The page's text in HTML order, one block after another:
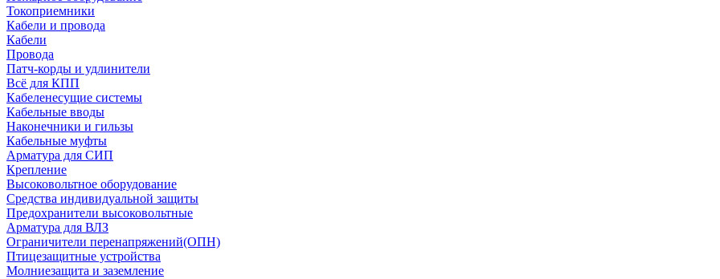
Токоприемники
Кабели и провода
Кабели
Провода
Патч-корды и удлинители
Всё для КПП
Кабеленесущие системы
Кабельные вводы
Наконечники и гильзы
Кабельные муфты
Арматура для СИП
Крепление
Высоковольтное оборудование
Средства индивидуальной защиты
Предохранители высоковольтные
Арматура для ВЛЗ
Ограничители перенапряжений(ОПН)
Птицезащитные устройства
Молниезащита и заземление